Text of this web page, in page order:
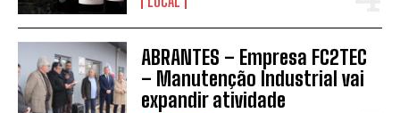
ABRANTES – Empresa FC2TEC
– Manutenção Industrial vai
expandir atividade